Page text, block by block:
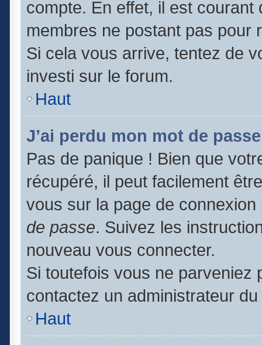
compte. En effet, il est
membres ne postant pas pour
Si cela vous arrive, tentez de
investi sur le forum.
Haut
J’ai perdu mon mot de
Pas de panique ! Bien que
récupéré, il peut facilement
vous sur la page de
de passe. Suivez les
nouveau vous connecter.
Si toutefois vous ne parveniez
contactez un administrateur
Haut